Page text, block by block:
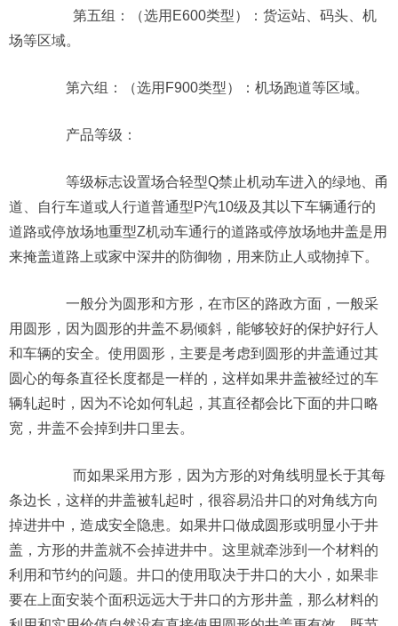
第五组：（选用E600类型）：货运站、码头、机
场等区域。
第六组：（选用F900类型）：机场跑道等区域。
产品等级：
等级标志设置场合轻型Q禁止机动车进入的绿地、甬
道、自行车道或人行道普通型P汽10级及其以下车辆通行的
道路或停放场地重型Z机动车通行的道路或停放场地井盖是用
来掩盖道路上或家中深井的防御物，用来防止人或物掉下。
一般分为圆形和方形，在市区的路政方面，一般采
用圆形，因为圆形的井盖不易倾斜，能够较好的保护好行人
和车辆的安全。使用圆形，主要是考虑到圆形的井盖通过其
圆心的每条直径长度都是一样的，这样如果井盖被经过的车
辆轧起时，因为不论如何轧起，其直径都会比下面的井口略
宽，井盖不会掉到井口里去。
而如果采用方形，因为方形的对角线明显长于其每
条边长，这样的井盖被轧起时，很容易沿井口的对角线方向
掉进井中，造成安全隐患。如果井口做成圆形或明显小于井
盖，方形的井盖就不会掉进井中。这里就牵涉到一个材料的
利用和节约的问题。井口的使用取决于井口的大小，如果非
要在上面安装个面积远远大于井口的方形井盖，那么材料的